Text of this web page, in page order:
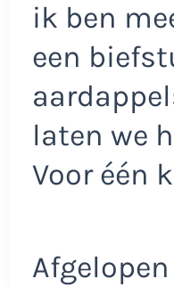
ik ben
een
laten we
Voor één